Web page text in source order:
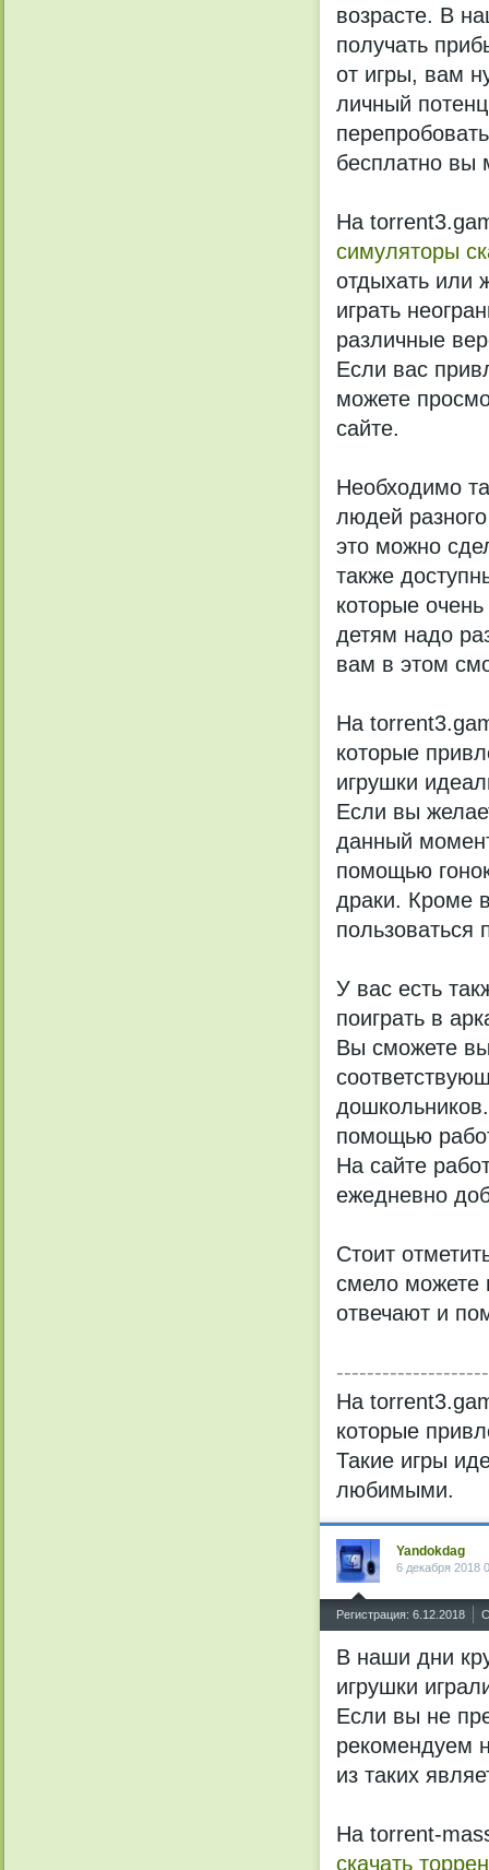
возрасте. В
получать
от игры, вам
личный
бесплатно вы
На
симуляторы
отдыхать или
играть
различные
Если вас
можете
сайте.
Необходимо
людей
это можно
также
которые
детям надо
вам в этом
На
которые
игрушки
Если вы
данный
помощью
драки. Кроме
пользоваться
У вас есть
поиграть в
Вы сможете
помощью
На сайте
ежедневно
Стоит
смело можете
отвечают и
--------------------
На
которые
Такие игры
любимыми.
Yandokdag
6 декабря 2018
Регистрация: 6.12.2018
В наши дни
игрушки
Если вы не
рекомендуем
из таких
На torrent-
скачать